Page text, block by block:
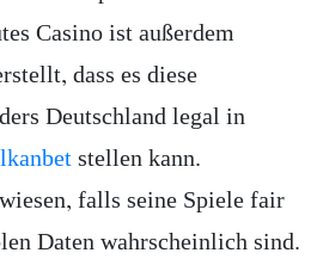
Casino ist außerdem
dass es diese
Deutschland legal in
stellen kann.
falls seine Spiele fair
Daten wahrscheinlich sind.